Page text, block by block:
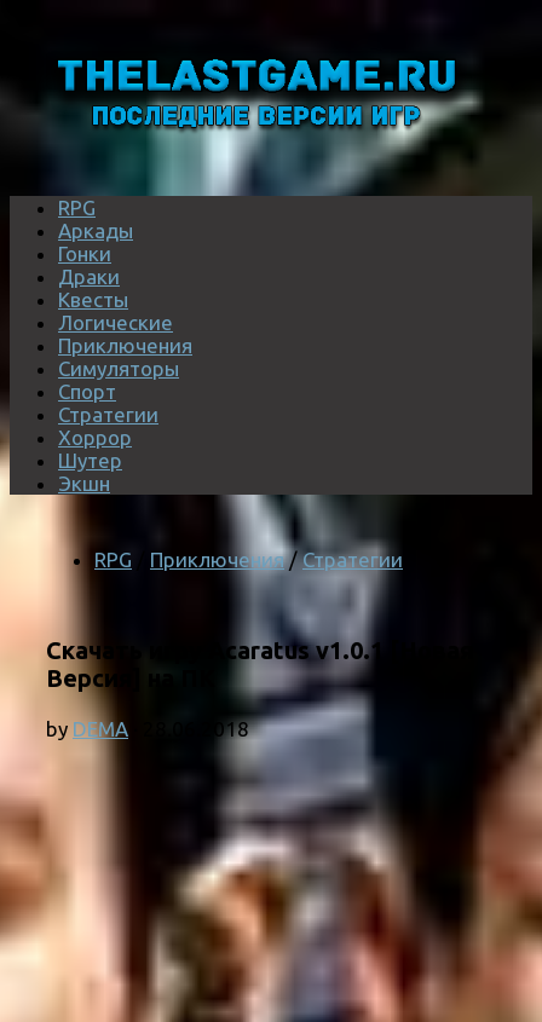
RPG
Аркады
Гонки
Драки
Квесты
Логические
Приключения
Симуляторы
Спорт
Стратегии
Хоррор
Шутер
Экшн
RPG Приключения / Стратегии
Скачать игру Acaratus v1.0.1 [Новая
Версия] на ПК
by DEMA 28.06.2018